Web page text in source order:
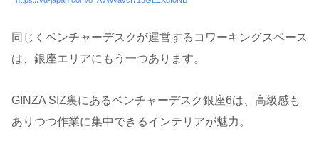
同じくベンチャーデスクが運営するコワーキングスペース
は、銀座エリアにもう一つあります。
GINZA SIZ裏にあるベンチャーデスク銀座6は、高級感も
ありつつ作業に集中できるインテリアが魅力。